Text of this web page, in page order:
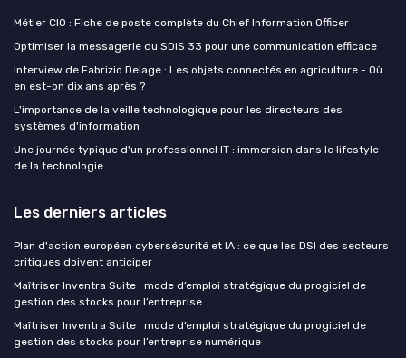
Métier CIO : Fiche de poste complète du Chief Information Officer
Optimiser la messagerie du SDIS 33 pour une communication efficace
Interview de Fabrizio Delage : Les objets connectés en agriculture - Où
en est-on dix ans après ?
L'importance de la veille technologique pour les directeurs des
systèmes d'information
Une journée typique d'un professionnel IT : immersion dans le lifestyle
de la technologie
Les derniers articles
Plan d'action européen cybersécurité et IA : ce que les DSI des secteurs
critiques doivent anticiper
Maîtriser Inventra Suite : mode d’emploi stratégique du progiciel de
gestion des stocks pour l’entreprise
Maîtriser Inventra Suite : mode d’emploi stratégique du progiciel de
gestion des stocks pour l’entreprise numérique